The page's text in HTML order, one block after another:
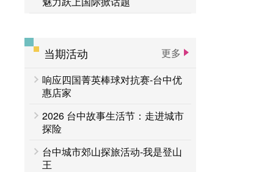
当期活动
更多
响应四国菁英棒球对抗赛-台中优
惠店家
2026 台中故事生活节：走进城市
探险
台中城市郊山探旅活动-我是登山
王